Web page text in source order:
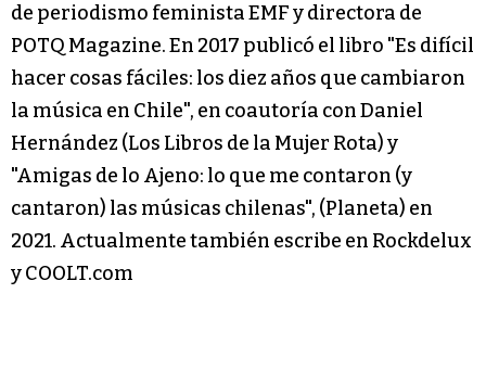
de periodismo feminista EMF y directora de
POTQ Magazine. En 2017 publicó el libro "Es difícil
hacer cosas fáciles: los diez años que cambiaron
la música en Chile", en coautoría con Daniel
Hernández (Los Libros de la Mujer Rota) y
"Amigas de lo Ajeno: lo que me contaron (y
cantaron) las músicas chilenas", (Planeta) en
2021. Actualmente también escribe en Rockdelux
y COOLT.com